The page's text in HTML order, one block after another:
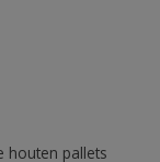
houten pallets